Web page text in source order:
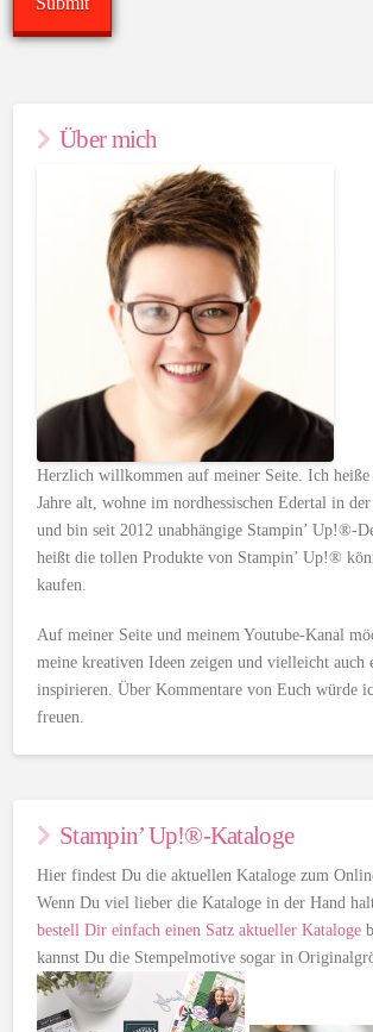
Über mich
Herzlich willkommen auf meiner Seite. Ich heiße
Jahre alt, wohne im nordhessischen Edertal in
und bin seit 2012 unabhängige Stampin’ Up!®-
heißt die tollen Produkte von Stampin’ Up!®
kaufen.
Auf meiner Seite und meinem Youtube-Kanal
meine kreativen Ideen zeigen und vielleicht auch
inspirieren. Über Kommentare von Euch würde
freuen.
Stampin’ Up!®-Kataloge
Hier findest Du die aktuellen Kataloge zum
Wenn Du viel lieber die Kataloge in der Hand
bestell Dir einfach einen Satz aktueller Kataloge
kannst Du die Stempelmotive sogar in